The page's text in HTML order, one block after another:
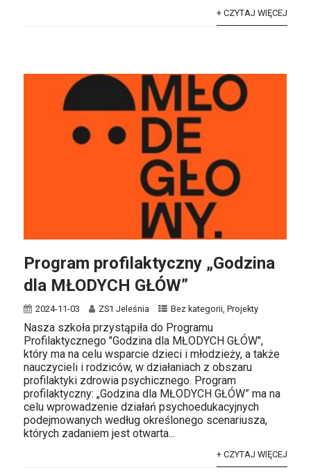
+ CZYTAJ WIĘCEJ
Program profilaktyczny „Godzina
dla MŁODYCH GŁÓW”
2024-11-03 ZS1 Jeleśnia Bez kategorii,Projekty
Nasza szkoła przystąpiła do Programu
Profilaktycznego "Godzina dla MŁODYCH GŁÓW",
który ma na celu wsparcie dzieci i młodzieży, a także
nauczycieli i rodziców, w działaniach z obszaru
profilaktyki zdrowia psychicznego. Program
profilaktyczny: „Godzina dla MŁODYCH GŁÓW” ma na
celu wprowadzenie działań psychoedukacyjnych
podejmowanych według określonego scenariusza,
których zadaniem jest otwarta...
+ CZYTAJ WIĘCEJ